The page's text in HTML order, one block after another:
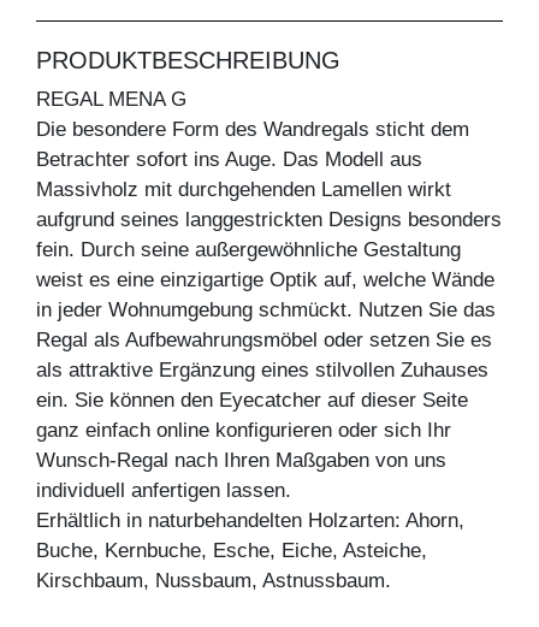
PRODUKTBESCHREIBUNG
REGAL MENA G
Die besondere Form des Wandregals sticht dem
Betrachter sofort ins Auge. Das Modell aus
Massivholz mit durchgehenden Lamellen wirkt
aufgrund seines langgestrickten Designs besonders
fein. Durch seine außergewöhnliche Gestaltung
weist es eine einzigartige Optik auf, welche Wände
in jeder Wohnumgebung schmückt. Nutzen Sie das
Regal als Aufbewahrungsmöbel oder setzen Sie es
als attraktive Ergänzung eines stilvollen Zuhauses
ein. Sie können den Eyecatcher auf dieser Seite
ganz einfach online konfigurieren oder sich Ihr
Wunsch-Regal nach Ihren Maßgaben von uns
individuell anfertigen lassen.
Erhältlich in naturbehandelten Holzarten: Ahorn,
Buche, Kernbuche, Esche, Eiche, Asteiche,
Kirschbaum, Nussbaum, Astnussbaum.